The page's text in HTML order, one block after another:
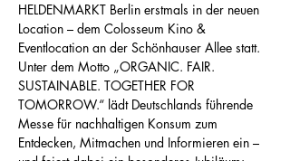
HELDENMARKT Berlin erstmals in der neuen
Location – dem Colosseum Kino &
Eventlocation an der Schönhauser Allee statt.
Unter dem Motto „ORGANIC. FAIR.
SUSTAINABLE. TOGETHER FOR
TOMORROW.“ lädt Deutschlands führende
Messe für nachhaltigen Konsum zum
Entdecken, Mitmachen und Informieren ein –